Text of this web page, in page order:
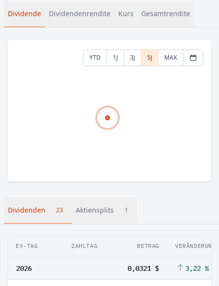
Dividende Dividendenrendite Kurs Gesamtrendite
YTD 1J 3J 5J MAX
Dividenden 23 Aktiensplits 1
EX-TAG ZAHLTAG BETRAG VERÄNDERUNG
2026 0,0321 $ 3,22 %